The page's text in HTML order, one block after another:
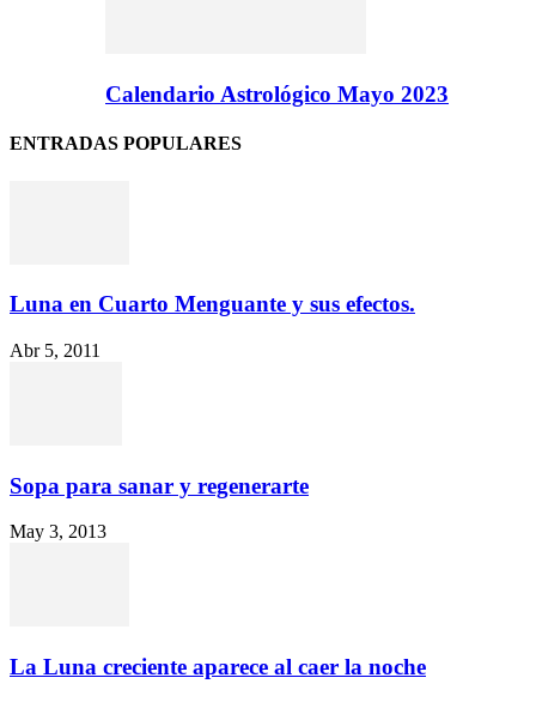
Calendario Astrológico Mayo 2023
ENTRADAS POPULARES
Luna en Cuarto Menguante y sus efectos.
Abr 5, 2011
Sopa para sanar y regenerarte
May 3, 2013
La Luna creciente aparece al caer la noche